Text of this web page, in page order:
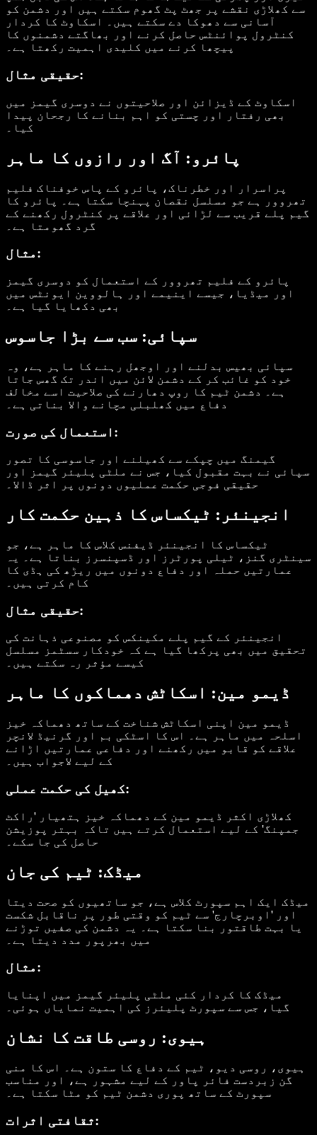
سے کھلاڑی نقشے پر جھٹ پٹ گھوم سکتے ہیں اور دشمن کو
آسانی سے دھوکا دے سکتے ہیں۔ اسکاوٹ کا کردار
کنٹرول پوائنٹس حاصل کرنے اور بھاگتے دشمنوں کا
پیچھا کرنے میں کلیدی اہمیت رکھتا ہے۔
حقیقی مثال:
اسکاوٹ کے ڈیزائن اور صلاحیتوں نے دوسری گیمز میں
بھی رفتار اور چستی کو اہم بنانے کا رجحان پیدا
کیا۔
پائرو: آگ اور رازوں کا ماہر
پراسرار اور خطرناک، پائرو کے پاس خوفناک فلیم
تھروور ہے جو مسلسل نقصان پہنچا سکتا ہے۔ پائرو کا
گیم پلے قریب سے لڑائی اور علاقے پر کنٹرول رکھنے کے
گرد گھومتا ہے۔
مثال:
پائرو کے فلیم تھروور کے استعمال کو دوسری گیمز
اور میڈیا، جیسے اینیمے اور ہالووین ایونٹس میں
بھی دکھایا گیا ہے۔
سپائی: سب سے بڑا جاسوس
سپائی بھیس بدلنے اور اوجھل رہنے کا ماہر ہے، وہ
خود کو غائب کر کے دشمن لائن میں اندر تک گھس جاتا
ہے۔ دشمن ٹیم کا روپ دھارنے کی صلاحیت اسے مخالف
دفاع میں کھلبلی مچانے والا بناتی ہے۔
استعمال کی صورت:
گیمنگ میں چپکے سے کھیلنے اور جاسوسی کا تصور
سپائی نے بہت مقبول کیا، جس نے ملٹی پلیئر گیمز اور
حقیقی فوجی حکمت عملیوں دونوں پر اثر ڈالا۔
انجینئر: ٹیکساس کا ذہین حکمت کار
ٹیکساس کا انجینئر ڈیفنس کلاس کا ماہر ہے، جو
سینٹری گنز، ٹیلی پورٹرز اور ڈسپنسرز بناتا ہے۔ یہ
عمارتیں حملہ اور دفاع دونوں میں ریڑھ کی ہڈی کا
کام کرتی ہیں۔
حقیقی مثال:
انجینئر کے گیم پلے مکینکس کو مصنوعی ذہانت کی
تحقیق میں بھی پرکھا گیا ہے کہ خودکار سسٹمز مسلسل
کیسے مؤثر رہ سکتے ہیں۔
ڈیمو مین: اسکاٹش دھماکوں کا ماہر
ڈیمو مین اپنی اسکاٹش شناخت کے ساتھ دھماکہ خیز
اسلحہ میں ماہر ہے۔ اس کا اسٹکی بم اور گرنیڈ لانچر
علاقے کو قابو میں رکھنے اور دفاعی عمارتیں اڑانے
کے لیے لاجواب ہیں۔
کھیل کی حکمت عملی:
کھلاڑی اکثر ڈیمو مین کے دھماکہ خیز ہتھیار 'راکٹ
جمپنگ' کے لیے استعمال کرتے ہیں تاکہ بہتر پوزیشن
حاصل کی جا سکے۔
میڈک: ٹیم کی جان
میڈک ایک اہم سپورٹ کلاس ہے، جو ساتھیوں کو صحت دیتا
اور 'اوبرچارج' سے ٹیم کو وقتی طور پر ناقابل شکست
یا بہت طاقتور بنا سکتا ہے۔ یہ دشمن کی صفیں توڑنے
میں بھرپور مدد دیتا ہے۔
مثال:
میڈک کا کردار کئی ملٹی پلیئر گیمز میں اپنایا
گیا، جس سے سپورٹ پلیئرز کی اہمیت نمایاں ہوئی۔
ہیوی: روسی طاقت کا نشان
ہیوی، روسی دیو، ٹیم کے دفاع کا ستون ہے۔ اس کا منی
گن زبردست فائر پاور کے لیے مشہور ہے، اور مناسب
سپورٹ کے ساتھ پوری دشمن ٹیم کو مٹا سکتا ہے۔
ثقافتی اثرات: